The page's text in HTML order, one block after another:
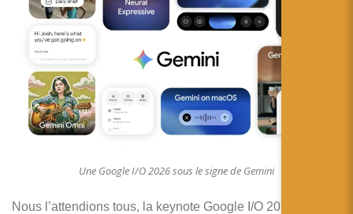
Español
Une Google I/O 2026 sous le signe de Gemini
Nous l’attendions tous, la keynote Google I/O 2026 s’est